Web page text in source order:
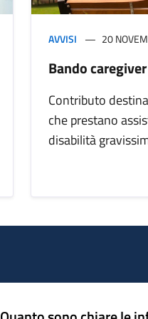
AVVISI 20
Bando
Contributo
che prestano
disabilità